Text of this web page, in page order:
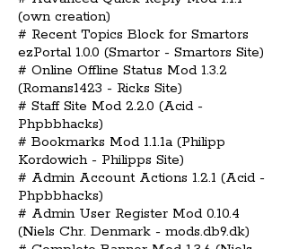
(own creation)
# Recent Topics Block for Smartors
ezPortal 1.0.0 (Smartor - Smartors Site)
# Online Offline Status Mod 1.3.2
(Romans1423 - Ricks Site)
# Staff Site Mod 2.2.0 (Acid -
Phpbbhacks)
# Bookmarks Mod 1.1.1a (Philipp
Kordowich - Philipps Site)
# Admin Account Actions 1.2.1 (Acid -
Phpbbhacks)
# Admin User Register Mod 0.10.4
(Niels Chr. Denmark - mods.db9.dk)